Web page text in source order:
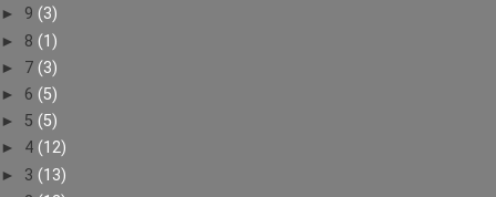
► 9 (3)
► 8 (1)
► 7 (3)
► 6 (5)
► 5 (5)
► 4 (12)
► 3 (13)